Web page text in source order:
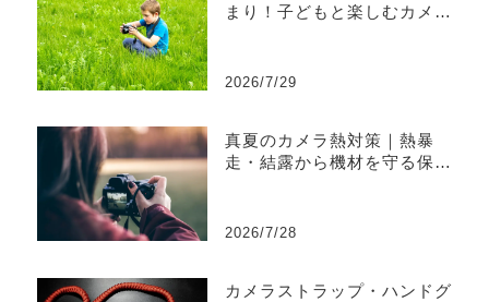
まり！子どもと楽しむカメラ
2026/7/29
真夏のカメラ熱対策｜熱暴
走・結露から機材を守る保管
2026/7/28
カメラストラップ・ハンドグ